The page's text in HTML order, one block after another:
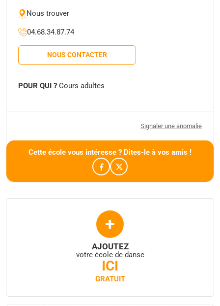
Nous trouver
04.68.34.87.74
NOUS CONTACTER
POUR QUI ? Cours adultes
Signaler une anomalie
Cette école vous intéresse ? Dites-le à vos amis !
+
AJOUTEZ
votre école de danse
ICI
GRATUIT